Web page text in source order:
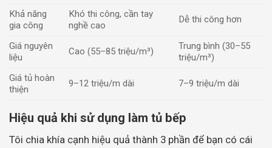
Khả năng
gia công
Khó thi công, cần tay
nghề cao
Dễ thi công hơn
Giá nguyên
liệu
Cao (55–85 triệu/m³)
Trung bình (30–55
triệu/m³)
Giá tủ hoàn
thiện
9–12 triệu/m dài 7–9 triệu/m dài
Hiệu quả khi sử dụng làm tủ bếp
Tôi chia khía cạnh hiệu quả thành 3 phần để bạn có cái